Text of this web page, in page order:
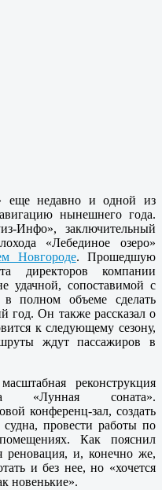
еще недавно и одной из
нынешнего года.
Инфо», заключительный
«Лебединое озеро»
Новгороде. Прошедшую
директоров компании
удачной, сопоставимой с
полном объеме сделать
год. Он также рассказал о
к следующему сезону,
ждут пассажиров в
реконструкция
«Лунная соната».
конференц-зал, создать
провести работы по
Как пояснил
реновация, и, конечно же,
и без нее, но «хочется
новенькие».